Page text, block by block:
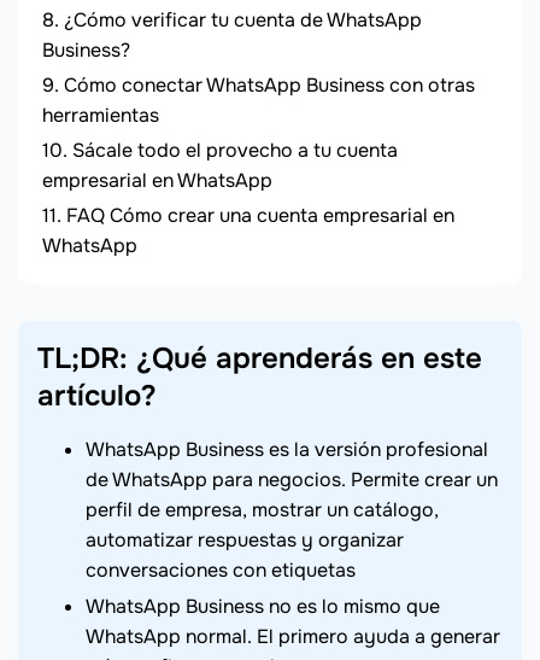
¿Cómo verificar tu cuenta de WhatsApp
Business?
Cómo conectar WhatsApp Business con otras
herramientas
Sácale todo el provecho a tu cuenta
empresarial en WhatsApp
FAQ Cómo crear una cuenta empresarial en
WhatsApp
TL;DR: ¿Qué aprenderás en este
artículo?
WhatsApp Business es la versión profesional
de WhatsApp para negocios. Permite crear un
perfil de empresa, mostrar un catálogo,
automatizar respuestas y organizar
conversaciones con etiquetas
WhatsApp Business no es lo mismo que
WhatsApp normal. El primero ayuda a generar